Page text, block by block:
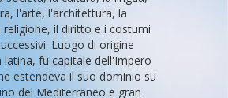
l'arte, l'architettura, la
il diritto e i costumi
Luogo di origine
latina, fu capitale dell'Impero
estendeva il suo dominio su
del Mediterraneo e gran